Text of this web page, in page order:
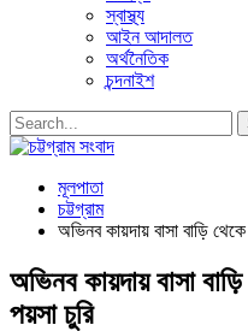
স্বাস্থ্য
আইন আদালত
অর্থনৈতিক
চন্দনাইশ
মূলপাতা
চট্টগ্রাম
অভিনব কায়দায় বাসা বাড়ি
অভিনব কায়দায় বাসা
পয়সা চুরি